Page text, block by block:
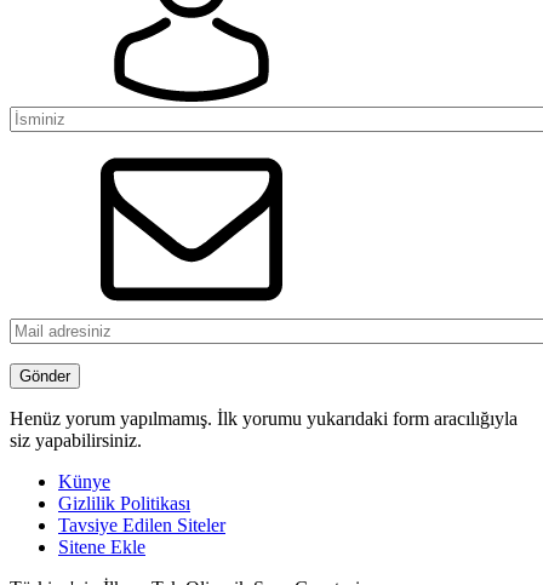
Henüz yorum yapılmamış. İlk yorumu yukarıdaki form aracılığıyla
siz yapabilirsiniz.
Künye
Gizlilik Politikası
Tavsiye Edilen Siteler
Sitene Ekle